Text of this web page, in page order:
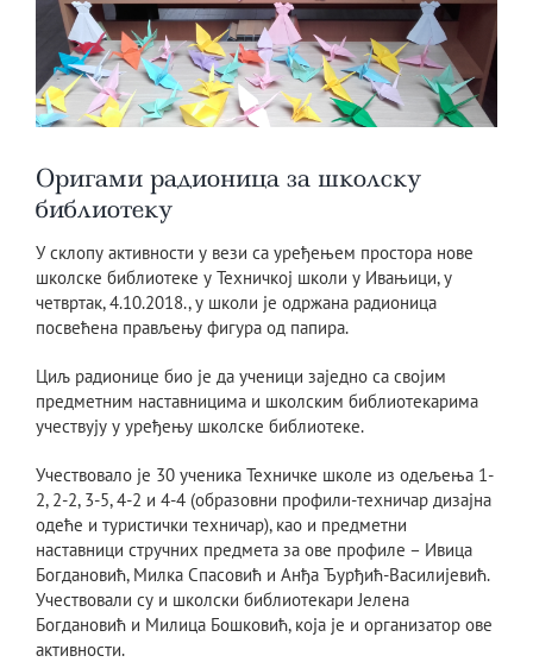
Оригами радионица за школску
библиотеку
У склопу активности у вези са уређењем простора нове
школске библиотеке у Техничкој школи у Ивањици, у
четвртак, 4.10.2018., у школи је одржана радионица
посвећена прављењу фигура од папира.
Циљ радионице био је да ученици заједно са својим
предметним наставницима и школским библиотекарима
учествују у уређењу школске библиотеке.
Учествовало је 30 ученика Техничке школе из одељења 1-
2, 2-2, 3-5, 4-2 и 4-4 (образовни профили-техничар дизајна
одеће и туристички техничар), као и предметни
наставници стручних предмета за ове профиле – Ивица
Богдановић, Милка Спасовић и Анђа Ђурђић-Василијевић.
Учествовали су и школски библиотекари Јелена
Богдановић и Милица Бошковић, која је и организатор ове
активности.